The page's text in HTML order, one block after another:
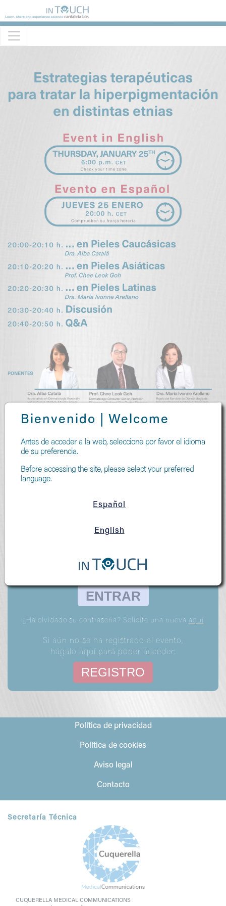
ACCESO AL EVENTO
Si ya se ha registrado al evento:
ENTRAR
¿Ha olvidado su contraseña? Solicite una nueva aquí
Si aún no se ha registrado al evento,
hágalo aquí para poder acceder:
REGISTRO
Política de privacidad
Política de cookies
Aviso legal
Contacto
Secretaría Técnica
CUQUERELLA MEDICAL COMMUNICATIONS
Bienvenido | Welcome
Antes de acceder a la web, seleccione por favor el idioma
de su preferencia.
Before accessing the site, please select your preferred
language.
Español
English